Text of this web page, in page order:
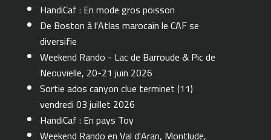
HandiCaf : En mode gros poisson
De Boston à l'Atlas marocain le CAF se
diversifie
Weekend Rando - Lac de Barroude & Pic de
Neouvielle, 20-21 juin 2026
Sortie ados canyon clue terminet (11)
vendredi 03 juillet 2026
HandiCaf : En pays Toy
Weekend Rando en Val d'Aran, Montlude,